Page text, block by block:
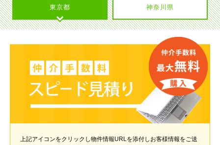
東京都 神奈川県
上記アイコンをクリックし物件情報URLを添付しお客様情報をご送